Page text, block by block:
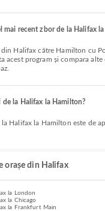
mai recent zbor de la Halifax
acest program și compara
de la Halifax la Hamilton?
la Halifax la Hamilton este de
orașe din Halifax
la London
la Chicago
la Frankfurt Main